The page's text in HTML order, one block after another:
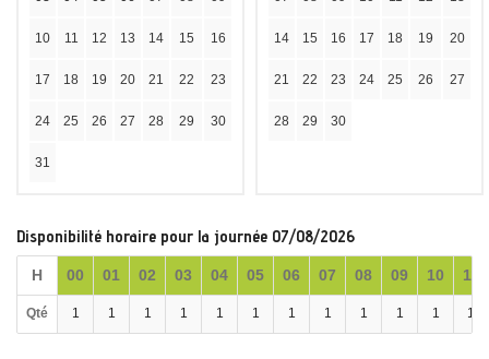
10 11 12 13 14 15 16
17 18 19 20 21 22 23
24 25 26 27 28 29 30
31
14 15 16 17 18 19 20
21 22 23 24 25 26 27
28 29 30
Disponibilité horaire pour la journée 07/08/2026
H 00 01 02 03 04 05 06 07 08 09 10 11
Qté 1 1 1 1 1 1 1 1 1 1 1 1